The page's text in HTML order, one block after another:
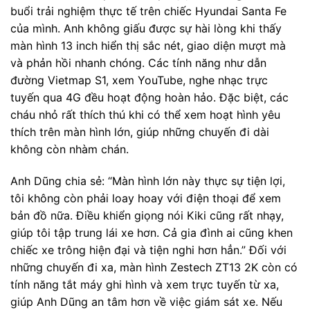
buổi trải nghiệm thực tế trên chiếc Hyundai Santa Fe
của mình. Anh không giấu được sự hài lòng khi thấy
màn hình 13 inch hiển thị sắc nét, giao diện mượt mà
và phản hồi nhanh chóng. Các tính năng như dẫn
đường Vietmap S1, xem YouTube, nghe nhạc trực
tuyến qua 4G đều hoạt động hoàn hảo. Đặc biệt, các
cháu nhỏ rất thích thú khi có thể xem hoạt hình yêu
thích trên màn hình lớn, giúp những chuyến đi dài
không còn nhàm chán.
Anh Dũng chia sẻ: “Màn hình lớn này thực sự tiện lợi,
tôi không còn phải loay hoay với điện thoại để xem
bản đồ nữa. Điều khiển giọng nói Kiki cũng rất nhạy,
giúp tôi tập trung lái xe hơn. Cả gia đình ai cũng khen
chiếc xe trông hiện đại và tiện nghi hơn hẳn.” Đối với
những chuyến đi xa, màn hình Zestech ZT13 2K còn có
tính năng tắt máy ghi hình và xem trực tuyến từ xa,
giúp Anh Dũng an tâm hơn về việc giám sát xe. Nếu